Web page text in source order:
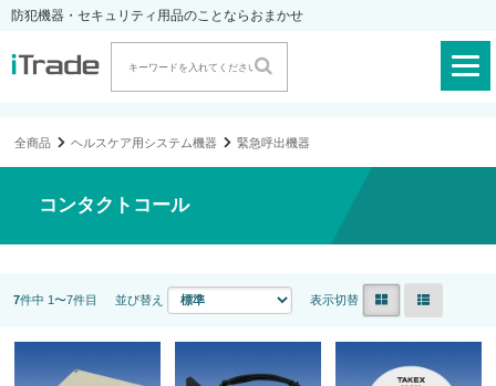
防犯機器・セキュリティ用品のことならおまかせ
全商品 ヘルスケア用システム機器 緊急呼出機器
コンタクトコール
7件中 1〜7件目 並び替え 表示切替